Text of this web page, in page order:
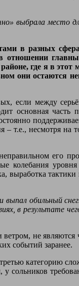
выбрала место
в разных
отношении
где я в этот
они остаются
если между
основная часть
т.е., несмотря на
его
колебания
тактики
обильный
в результате
не
событий заранее.
категорию
у сольников